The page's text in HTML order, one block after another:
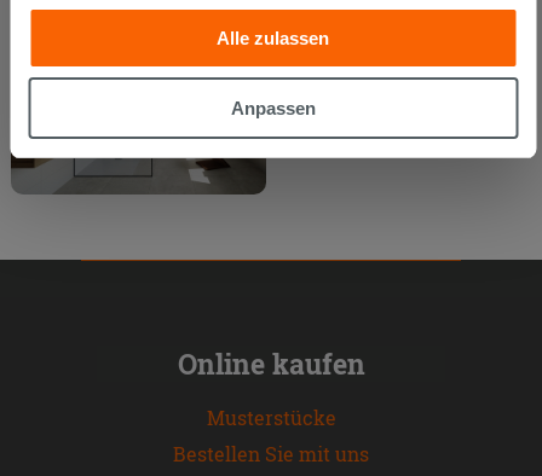
anderen Informationen, die Sie ihnen geliefert haben oder
die sie aufgrund Ihrer Verwendung ihrer Dienste
gesammelt haben, kombinieren. Falls Sie mehr wissen
möchten oder Ihre Zustimmung zu allen oder einigen
Zustimmung kann durch Klicken auf die Schaltfläche
„Cookies akzeptieren“ gegeben werden. Wenn Sie auf
Alle zulassen
Anpassen
Online kaufen
Musterstücke
Bestellen Sie mit uns